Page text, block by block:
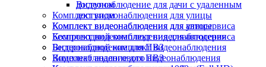
доступом
Комплект видеонаблюдения для улицы
Комплект видеонаблюдения для автосервиса
Беспроводной комплект видеонаблюдения
Видеонаблюдение для ПВЗ
Комплект аналогового видеонаблюдения
Видеонаблюдение для дачи с удаленным
доступом
Комплект видеонаблюдения для улицы
Комплект видеонаблюдения для автосервиса
Беспроводной комплект видеонаблюдения
Видеонаблюдение для ПВЗ